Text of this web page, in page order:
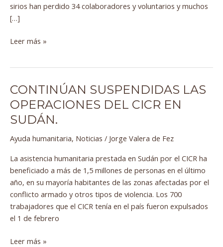
sirios han perdido 34 colaboradores y voluntarios y muchos
[…]
Leer más »
CONTINÚAN SUSPENDIDAS LAS
OPERACIONES DEL CICR EN
SUDÁN.
Ayuda humanitaria, Noticias / Jorge Valera de Fez
La asistencia humanitaria prestada en Sudán por el CICR ha
beneficiado a más de 1,5 millones de personas en el último
año, en su mayoría habitantes de las zonas afectadas por el
conflicto armado y otros tipos de violencia. Los 700
trabajadores que el CICR tenía en el país fueron expulsados
el 1 de febrero
Continúan
suspendidas
las
operaciones
del
en
Sudán.
Leer más »